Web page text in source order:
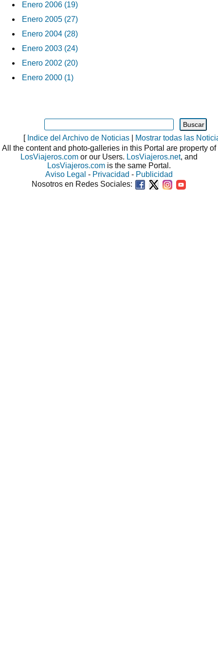
Enero 2006 (19)
Enero 2005 (27)
Enero 2004 (28)
Enero 2003 (24)
Enero 2002 (20)
Enero 2000 (1)
[ Indice del Archivo de Noticias|
Mostrar todas las
All the content and photo-galleries in this Portal are property of
LosViajeros.com or our Users. LosViajeros.net, and
LosViajeros.com is the same Portal.
Aviso Legal - Privacidad - Publicidad
Nosotros en Redes Sociales: